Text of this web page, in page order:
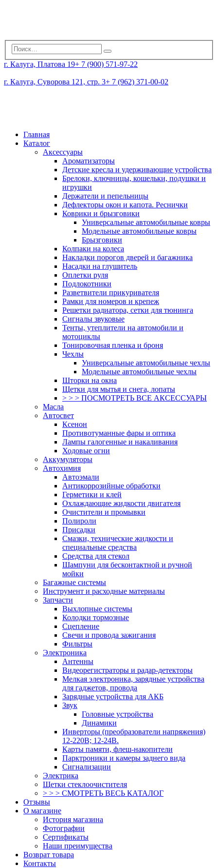
г. Калуга, Платова 19+ 7 (900) 571-97-22
г. Калуга, Суворова 121, стр. 3+ 7 (962) 371-00-02
Главная
Каталог
Аксессуары
Ароматизаторы
Детские кресла и удерживающие устройства
Брелоки, ключницы, кошельки, подушки и
игрушки
Держатели и пепельницы
Дефлекторы окон и капота. Реснички
Коврики и брызговики
Универсальные автомобильные ковры
Модельные автомобильные ковры
Брызговики
Колпаки на колеса
Накладки порогов дверей и багажника
Насадки на глушитель
Оплетки руля
Подлокотники
Разветвители прикуривателя
Рамки для номеров и крепеж
Решетки радиатора, сетки для тюнинга
Сигналы звуковые
Тенты, утеплители на автомобили и
мотоциклы
Тонировочная пленка и броня
Чехлы
Универсальные автомобильные чехлы
Модельные автомобильные чехлы
Шторки на окна
Щетки для мытья и снега, лопаты
> > > ПОСМОТРЕТЬ ВСЕ АКСЕССУАРЫ
Масла
Автосвет
Ксенон
Противотуманные фары и оптика
Лампы галогенные и накаливания
Ходовые огни
Аккумуляторы
Автохимия
Автоэмали
Антикоррозийные обработки
Герметики и клей
Охлаждающие жидкости двигателя
Очистители и промывки
Полироли
Присадки
Смазки, технические жидкости и
специальные средства
Средства для стекол
Шампуни для бесконтактной и ручной
мойки
Багажные системы
Инструмент и расходные материалы
Запчасти
Выхлопные системы
Колодки тормозные
Сцепление
Свечи и провода зажигания
Фильтры
Электроника
Антенны
Видеорегистраторы и радар-детекторы
Мелкая электроника, зарядные устройства
для гаджетов, провода
Зарядные устройства для АКБ
Звук
Головные устройства
Динамики
Инверторы (преобразователи напряжения)
12-220В; 12-24В.
Карты памяти, флеш-накопители
Парктроники и камеры заднего вида
Сигнализации
Электрика
Щетки стеклоочистителя
> > > СМОТРЕТЬ ВЕСЬ КАТАЛОГ
Отзывы
О магазине
История магазина
Фотографии
Сертификаты
Наши преимущества
Возврат товара
Контакты